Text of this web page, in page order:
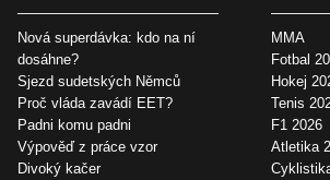
Nová superdávka: kdo na ní
dosáhne?
Sjezd sudetských Němců
Proč vláda zavádí EET?
Padni komu padni
Výpověď z práce vzor
Divoký kačer
MMA
Fotbal
Hokej
Tenis
F1 2026
Atletika